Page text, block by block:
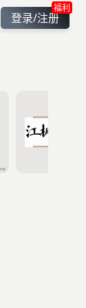
福利
登录/注册